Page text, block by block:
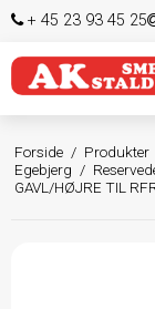
+ 45 23 93 45 25
Forside / Produkter
Egebjerg /
GAVL/HØJRE TIL